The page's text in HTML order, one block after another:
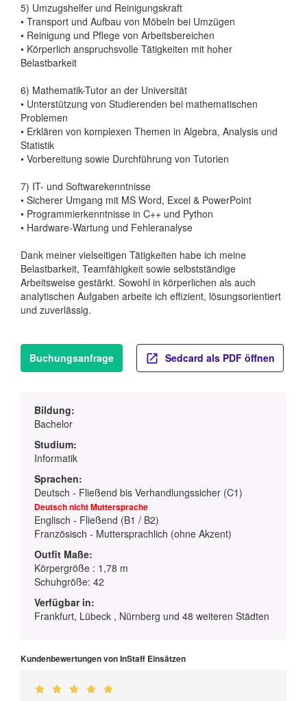
5) Umzugshelfer und Reinigungskraft
• Transport und Aufbau von Möbeln bei Umzügen
• Reinigung und Pflege von Arbeitsbereichen
• Körperlich anspruchsvolle Tätigkeiten mit hoher
Belastbarkeit
6) Mathematik-Tutor an der Universität
• Unterstützung von Studierenden bei mathematischen
Problemen
• Erklären von komplexen Themen in Algebra, Analysis und
Statistik
• Vorbereitung sowie Durchführung von Tutorien
7) IT- und Softwarekenntnisse
• Sicherer Umgang mit MS Word, Excel & PowerPoint
• Programmierkenntnisse in C++ und Python
• Hardware-Wartung und Fehleranalyse
Dank meiner vielseitigen Tätigkeiten habe ich meine
Belastbarkeit, Teamfähigkeit sowie selbstständige
Arbeitsweise gestärkt. Sowohl in körperlichen als auch
analytischen Aufgaben arbeite ich effizient, lösungsorientiert
und zuverlässig.
Buchungsanfrage Sedcard als PDF öffnen
Bildung:
Bachelor
Studium:
Informatik
Sprachen:
Deutsch - Fließend bis Verhandlungssicher (C1)
Deutsch nicht Muttersprache
Englisch - Fließend (B1 / B2)
Französisch - Muttersprachlich (ohne Akzent)
Outfit Maße:
Körpergröße : 1,78 m
Schuhgröße: 42
Verfügbar in:
Frankfurt, Lübeck , Nürnberg und 48 weiteren Städten
Kundenbewertungen von InStaff Einsätzen